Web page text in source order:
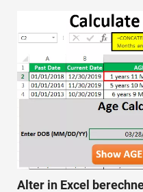
Alter in Excel